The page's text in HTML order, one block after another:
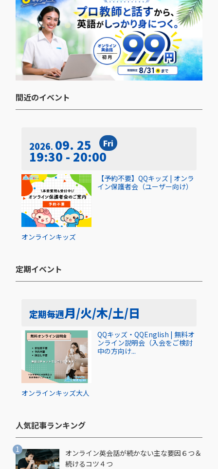
間近のイベント​
2026 09. 25 Fri
19:30 - 20:00
オンラインキッズ
【予約不要】QQキッズ | オンラ
イン保護者会（ユーザー向け）
定期イベント​
定期毎週月/火/木/土/日
オンラインキッズ大人
QQキッズ・QQEnglish | 無料オ
ンライン説明会（入会をご検討
中の方向け...
人気記事ランキング​
オンライン英会話が続かない主な要因６つ＆
続けるコツ４つ